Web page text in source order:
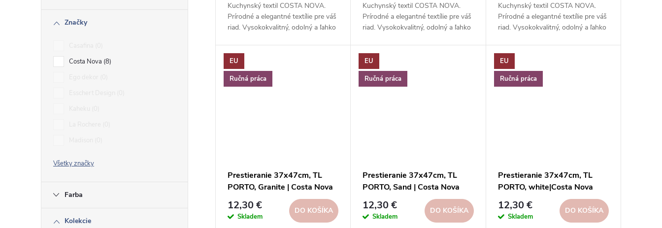
Značky
Costa Nova 8
Všetky značky
Farba
Kolekcie
k
u
k
Kuchynský textil COSTA NOVA.
Prírodné a elegantné textílie pre váš
riad. Vysokokvalitný, odolný a ľahko
Kuchynský textil COSTA NOVA.
Prírodné a elegantné textílie pre váš
riad. Vysokokvalitný, odolný a ľahko
Kuchynský textil COSTA NOVA.
Prírodné a elegantné textílie pre váš
riad. Vysokokvalitný, odolný a ľahko
EU
Ručná práca
Prestieranie 37x47cm, TL
PORTO, Granite | Costa Nova
12,30 €
Skladem
DO KOŠÍKA
EU
Ručná práca
Prestieranie 37x47cm, TL
PORTO, Sand | Costa Nova
12,30 €
Skladem
DO KOŠÍKA
EU
Ručná práca
Prestieranie 37x47cm, TL
PORTO, white|Costa Nova
12,30 €
Skladem
DO KOŠÍKA